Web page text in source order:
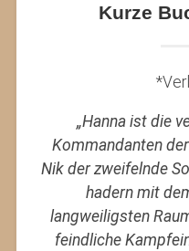
Kurze
„Hanna ist die
Kommandanten
Nik der zweifelnde
hadern mit
langweiligsten
feindliche